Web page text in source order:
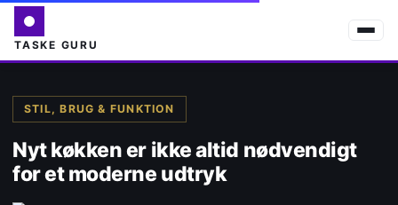
TASKE GURU
STIL, BRUG & FUNKTION
Nyt køkken er ikke altid nødvendigt
for et moderne udtryk